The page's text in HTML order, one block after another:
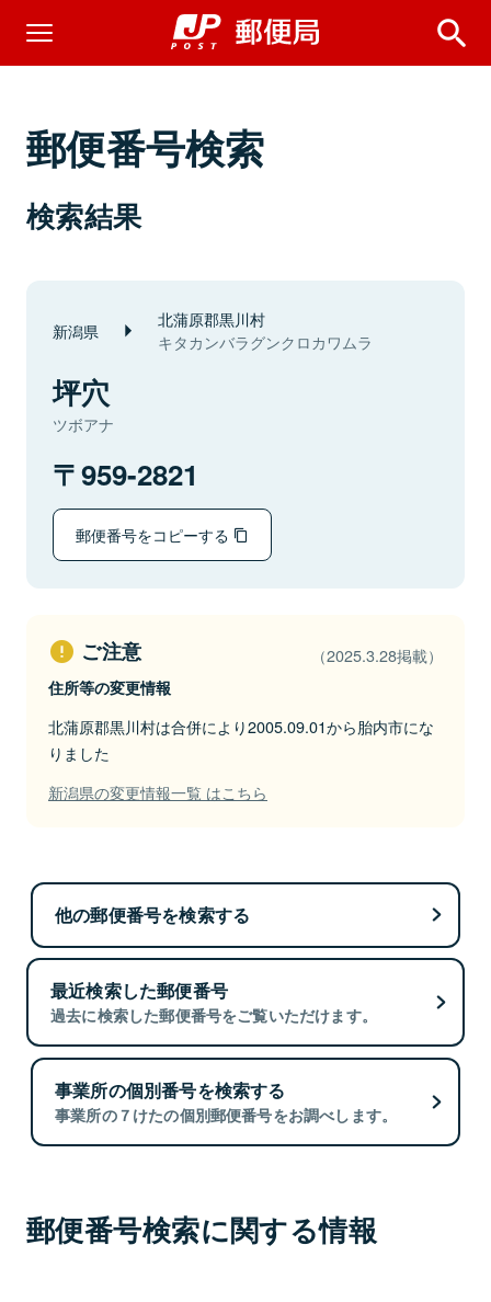
郵便番号検索
検索結果
新潟県 北蒲原郡黒川村
キタカンバラグンクロカワムラ
坪穴
ツボアナ
959-2821
郵便番号をコピーする
ご注意 （2025.3.28掲載）
住所等の変更情報
北蒲原郡黒川村は合併により2005.09.01から胎内市にな
りました
新潟県の変更情報一覧 はこちら
他の郵便番号を検索する
最近検索した郵便番号
過去に検索した郵便番号をご覧いただけます。
事業所の個別番号を検索する
事業所の７けたの個別郵便番号をお調べします。
郵便番号検索に関する情報